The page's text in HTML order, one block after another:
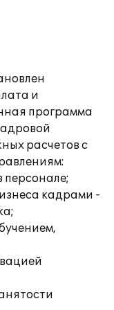
и
программа
расчетов с
персонале;
кадрами -